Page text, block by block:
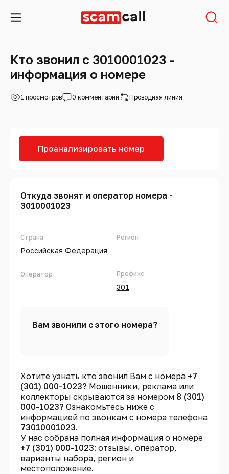
Кто звонил с 3010001023 -
информация о номере
1 просмотров 0 комментарий Проводная линия
Проанализировать номер
Откуда звонят и оператор номера -
3010001023
Страна
Российская Федерация
Оператор
Регион
Префикс
301
Вам звонили с этого номера?
Хотите узнать кто звонил Вам с номера +7
(301) 000-1023? Мошенники, реклама или
коллекторы скрываются за номером 8 (301)
000-1023? Ознакомьтесь ниже с
информацией по звонкам с номера телефона
73010001023.
У нас собрана полная информация о номере
+7 (301) 000-1023: отзывы, оператор,
варианты набора, регион и
местоположение.